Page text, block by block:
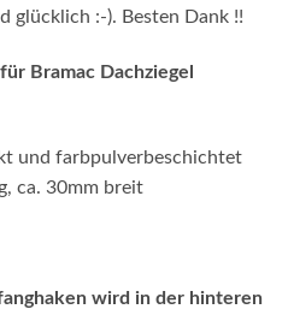
glücklich :-). Besten Dank !!
Bramac Dachziegel
und farbpulverbeschichtet
ca. 30mm breit
wird in der hinteren